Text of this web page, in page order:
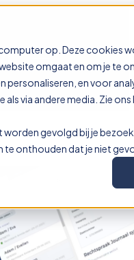
op. Deze cookies
omgaat en om je te
personaliseren, en voor
als via andere media. Zie
gevolgd bij je
te onthouden dat je niet
Open main navigation